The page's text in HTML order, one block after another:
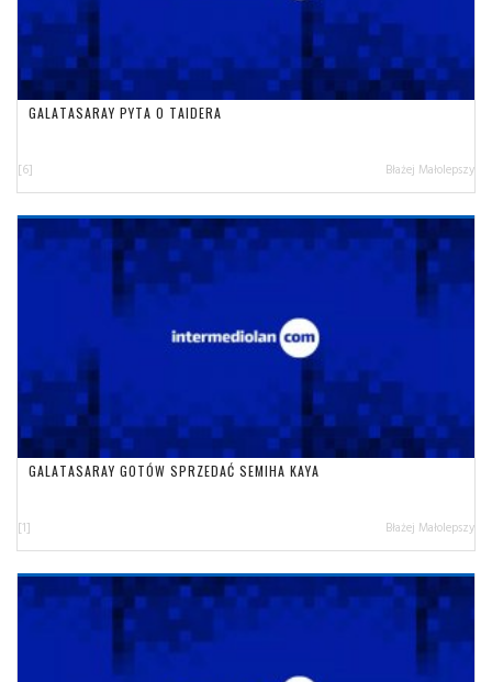
GALATASARAY PYTA O TAIDERA
[6] Błażej Małolepszy
GALATASARAY GOTÓW SPRZEDAĆ SEMIHA KAYA
[1] Błażej Małolepszy